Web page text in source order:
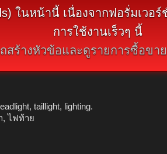
ในหน้านี้ เนื่องจากฟอรั่มเวอ
การใช้งานเร็วๆ นี้
สร้างหัวข้อและดูรายการซื้อขา
taillight, lighting.
ไฟท้าย